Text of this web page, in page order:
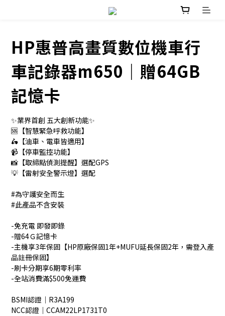
HP惠普高畫質數位機車行
車記錄器m650｜贈64GB
記憶卡
✨業界首創 五大創新功能✨
🆘【智慧緊急呼救功能】
🛵【油車、電車皆適用】
📹【停車監控功能】
📸【取締點偵測提醒】選配GPS
💡【雷射安全警示燈】選配
#為守護安全而生
#此產品不含安裝
-免充電 即發即錄
-贈64Ｇ記憶卡
-主機享3年保固【HP原廠保固1年+MUFU延長保固2年，需登入產
品註冊保固】
-刷卡分期享6期零利率
-全站消費滿$500免運費
BSMI認證｜R3A199
NCC認證｜CCAM22LP1731T0